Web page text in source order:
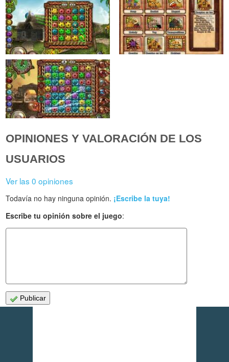
OPINIONES Y VALORACIÓN DE LOS
USUARIOS
Ver las 0 opiniones
Todavía no hay ninguna opinión. ¡Escribe la tuya!
Escribe tu opinión sobre el juego:
Publicar